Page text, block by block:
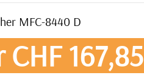
MFC-8440 D
CHF 167,85